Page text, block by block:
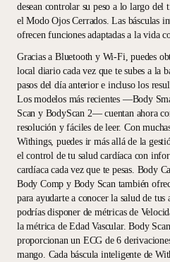
desean controlar su peso a lo largo
el Modo Ojos Cerrados. Las básculas
ofrecen funciones adaptadas a la vida
Gracias a Bluetooth y Wi-Fi, puedes
local diario cada vez que te subes a la
pasos del día anterior e incluso los
Los modelos más recientes —Body
Scan y BodyScan 2— cuentan ahora
resolución y fáciles de leer. Con
Withings, puedes ir más allá de la
el control de tu salud cardíaca con
cardíaca cada vez que te pesas. Body
Body Comp y Body Scan también
para ayudarte a conocer la salud de
podrías disponer de métricas de
la métrica de Edad Vascular. Body
proporcionan un ECG de 6
mango. Cada báscula inteligente de